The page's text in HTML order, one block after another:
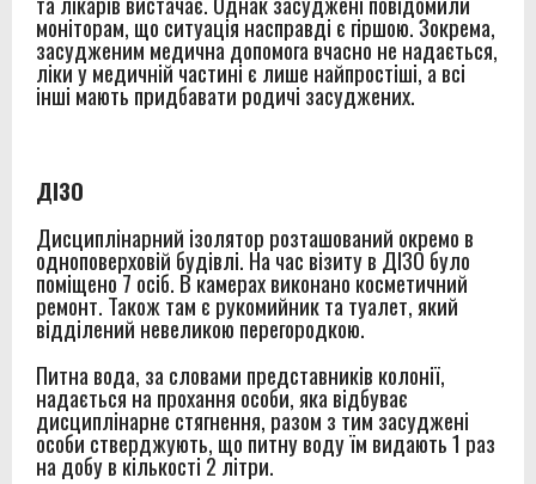
моніторам, що ситуація насправді є гіршою. Зокрема,
засудженим медична допомога вчасно не надається,
ліки у медичній частині є лише найпростіші, а всі
інші мають придбавати родичі засуджених.
ДІЗО
Дисциплінарний ізолятор розташований окремо в
одноповерховій будівлі. На час візиту в ДІЗО було
поміщено 7 осіб. В камерах виконано косметичний
ремонт. Також там є рукомийник та туалет, який
відділений невеликою перегородкою.
Питна вода, за словами представників колонії,
надається на прохання особи, яка відбуває
дисциплінарне стягнення, разом з тим засуджені
особи стверджують, що питну воду їм видають 1 раз
на добу в кількості 2 літри.